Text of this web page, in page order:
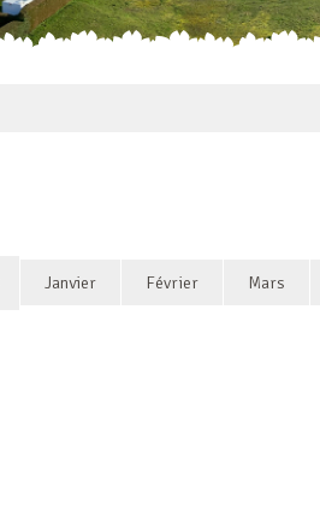
Janvier Février Mars